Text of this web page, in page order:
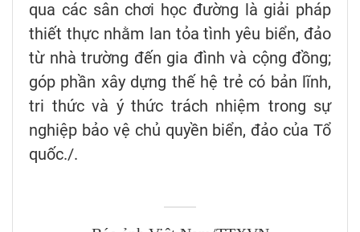
qua các sân chơi học đường là giải pháp
thiết thực nhằm lan tỏa tình yêu biển, đảo
từ nhà trường đến gia đình và cộng đồng;
góp phần xây dựng thế hệ trẻ có bản lĩnh,
tri thức và ý thức trách nhiệm trong sự
nghiệp bảo vệ chủ quyền biển, đảo của Tổ
quốc./.